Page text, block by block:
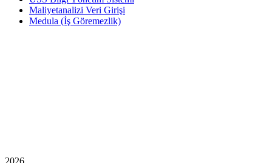
Maliyetanalizi Veri Girişi
Medula (İş Göremezlik)